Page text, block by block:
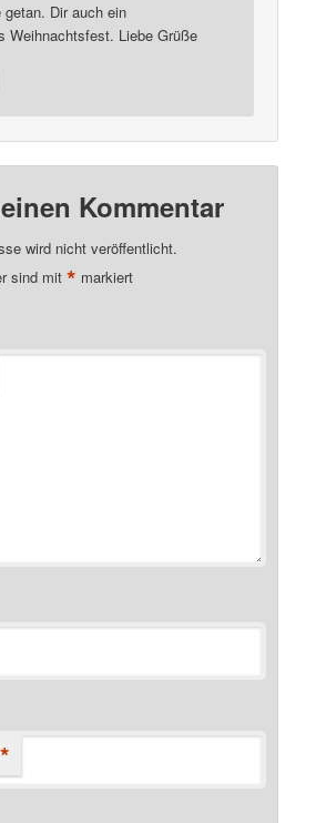
getan. Dir auch ein
Weihnachtsfest. Liebe Grüße
Kommentar
wird nicht veröffentlicht.
sind mit* markiert
*